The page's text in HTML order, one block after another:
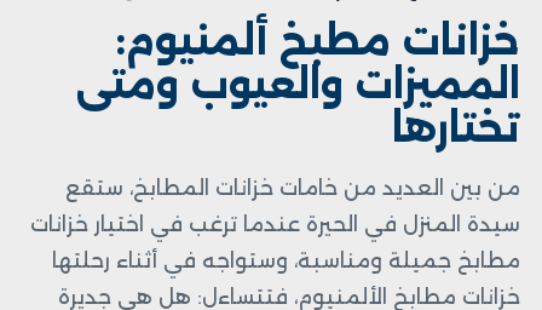
خزانات مطبخ ألمنيوم:
المميزات والعيوب ومتى
تختارها
من بين العديد من خامات خزانات المطابخ، ستقع
سيدة المنزل في الحيرة عندما ترغب في اختيار خزانات
مطابخ جميلة ومناسبة، وستواجه في أثناء رحلتها
خزانات مطابخ الألمنيوم، فتتساءل: هل هي جديرة